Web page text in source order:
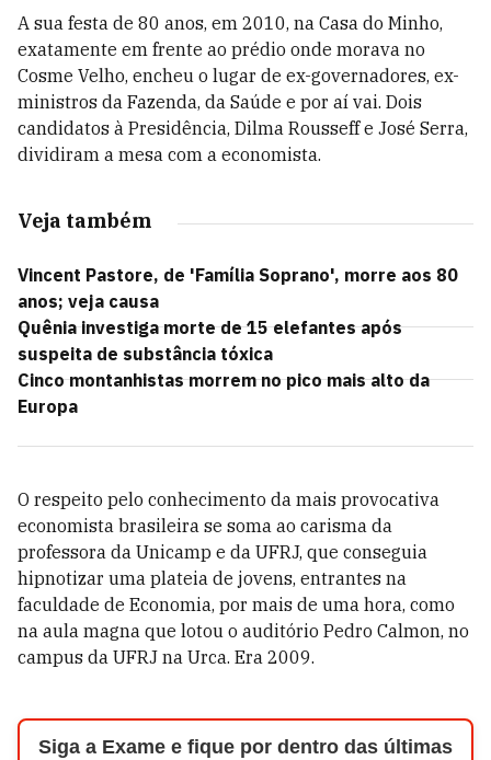
A sua festa de 80 anos, em 2010, na Casa do Minho,
exatamente em frente ao prédio onde morava no
Cosme Velho, encheu o lugar de ex-governadores, ex-
ministros da Fazenda, da Saúde e por aí vai. Dois
candidatos à Presidência, Dilma Rousseff e José Serra,
dividiram a mesa com a economista.
Veja também
Vincent Pastore, de 'Família Soprano', morre aos 80
anos; veja causa
Quênia investiga morte de 15 elefantes após
suspeita de substância tóxica
Cinco montanhistas morrem no pico mais alto da
Europa
O respeito pelo conhecimento da mais provocativa
economista brasileira se soma ao carisma da
professora da Unicamp e da UFRJ, que conseguia
hipnotizar uma plateia de jovens, entrantes na
faculdade de Economia, por mais de uma hora, como
na aula magna que lotou o auditório Pedro Calmon, no
campus da UFRJ na Urca. Era 2009.
Siga a Exame e fique por dentro das últimas